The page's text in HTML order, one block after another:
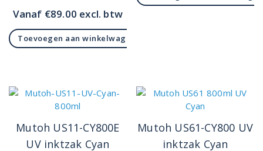
Vanaf €89.00 excl. btw
Toevoegen aan winkelwagen
Mutoh US11-CY800E
UV inktzak Cyan
Mutoh US61-CY800 UV
inktzak Cyan